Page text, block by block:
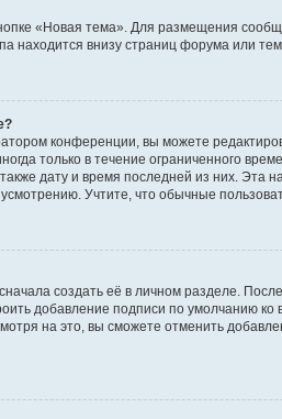
«Новая тема». Для размещения
находится внизу страниц форума или
конференции, вы можете
только в течение ограниченного
дату и время последней из них.
Учтите, что обычные
создать её в личном разделе.
добавление подписи по умолчанию
на это, вы сможете отменить